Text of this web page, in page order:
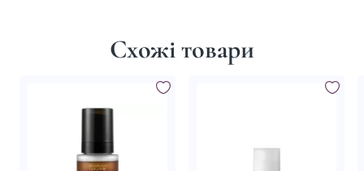
Схожі товари